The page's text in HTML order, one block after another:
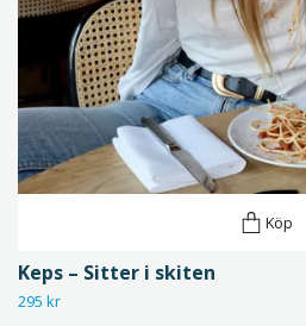
Köp
Keps – Sitter i skiten
295 kr